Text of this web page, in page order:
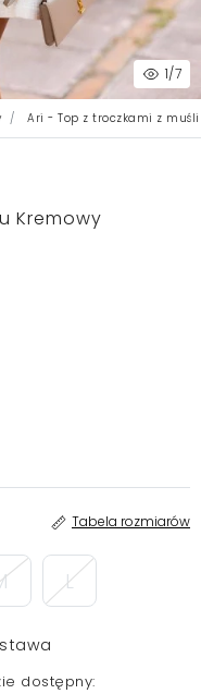
1/7
Ari - Top z troczkami z
Kremowy
Tabela rozmiarów
L
dostępny: